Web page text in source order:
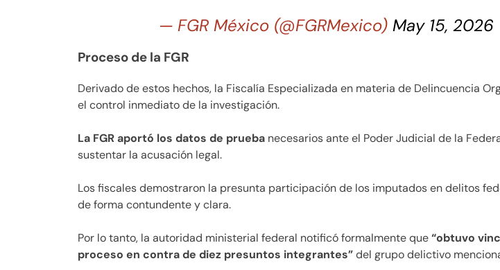
— FGR México (@FGRMexico) May 15, 2026
Proceso de la FGR
Derivado de estos hechos, la Fiscalía Especializada en materia de Delincuencia
el control inmediato de la investigación.
La FGR aportó los datos de prueba necesarios ante el Poder Judicial de la
sustentar la acusación legal.
Los fiscales demostraron la presunta participación de los imputados en delitos
de forma contundente y clara.
Por lo tanto, la autoridad ministerial federal notificó formalmente que“obtuvo
proceso en contra de diez presuntos integrantes”del grupo delictivo